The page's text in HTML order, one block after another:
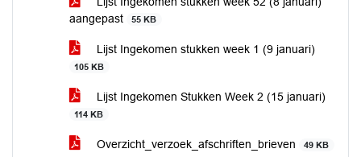
aangepast
55 KB
Lijst Ingekomen stukken week 1 (9 januari)
105 KB
Lijst Ingekomen Stukken Week 2 (15 januari)
114 KB
Overzicht_verzoek_afschriften_brieven 49 KB